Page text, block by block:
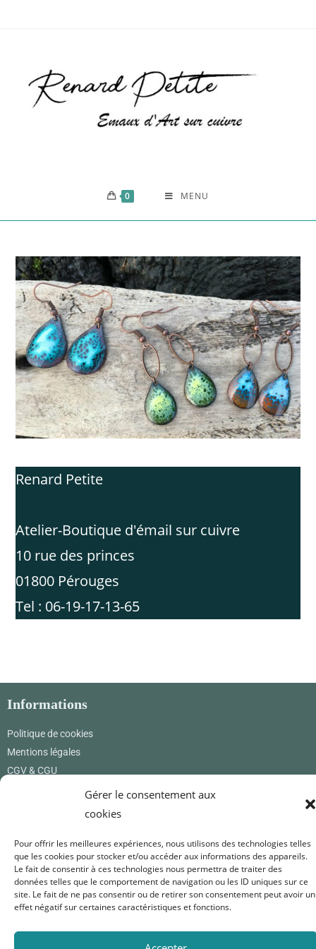
Gérer le consentement aux
cookies
Pour offrir les meilleures expériences, nous utilisons des technologies telles
que les cookies pour stocker et/ou accéder aux informations des appareils.
Le fait de consentir à ces technologies nous permettra de traiter des
données telles que le comportement de navigation ou les ID uniques sur ce
site. Le fait de ne pas consentir ou de retirer son consentement peut avoir un
effet négatif sur certaines caractéristiques et fonctions.
0 MENU
Renard Petite
Atelier-Boutique d'émail sur cuivre
10 rue des princes
01800 Pérouges
Tel : 06-19-17-13-65
Informations
Politique de cookies
Mentions légales
CGV & CGU
Où nous trouver
12 rue des princes
01800 Pérouges
France
0619171365
renardpetite@gmail.com